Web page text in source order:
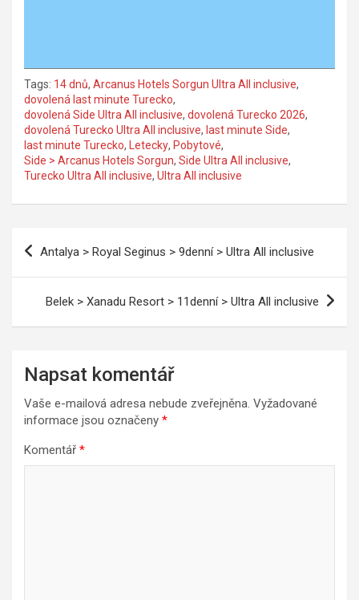
Tags: 14 dnů, Arcanus Hotels Sorgun Ultra All inclusive,
dovolená last minute Turecko,
dovolená Side Ultra All inclusive, dovolená Turecko 2026,
dovolená Turecko Ultra All inclusive, last minute Side,
last minute Turecko, Letecky, Pobytové,
Side > Arcanus Hotels Sorgun, Side Ultra All inclusive,
Turecko Ultra All inclusive, Ultra All inclusive
Navigace
příspěvek
Antalya > Royal Seginus > 9denní > Ultra All inclusive
Belek > Xanadu Resort > 11denní > Ultra All inclusive
Napsat komentář
Vaše e-mailová adresa nebude zveřejněna. Vyžadované
informace jsou označeny *
Komentář *